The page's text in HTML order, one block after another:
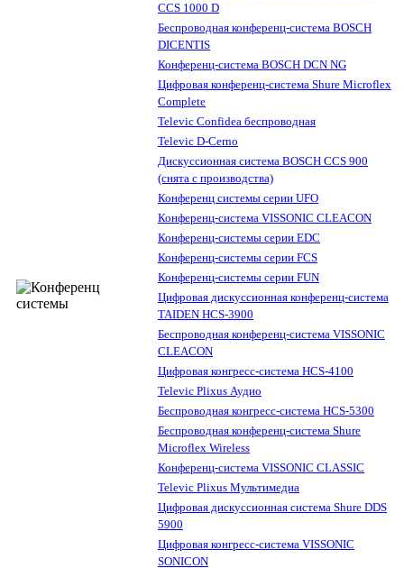
CCS 1000 D
Беспроводная конференц-система BOSCH
DICENTIS
Конференц-система BOSCH DCN NG
Цифровая конференц-система Shure Microflex
Complete
Televic Confidea беспроводная
Televic D-Cerno
Дискуссионная система BOSCH CCS 900
(снята с производства)
Конференц системы серии UFO
Конференц-система VISSONIC CLEACON
Конференц-системы серии EDC
Конференц-системы серии FCS
Конференц-системы серии FUN
Цифровая дискуссионная конференц-система
TAIDEN HCS-3900
Беспроводная конференц-система VISSONIC
CLEACON
Цифровая конгресс-система HCS-4100
Televic Plixus Аудио
Беспроводная конгресс-система HCS-5300
Беспроводная конференц-система Shure
Microflex Wireless
Конференц-система VISSONIC CLASSIC
Televic Plixus Мультимедиа
Цифровая дискуссионная система Shure DDS
5900
Цифровая конгресс-система VISSONIC
SONICON